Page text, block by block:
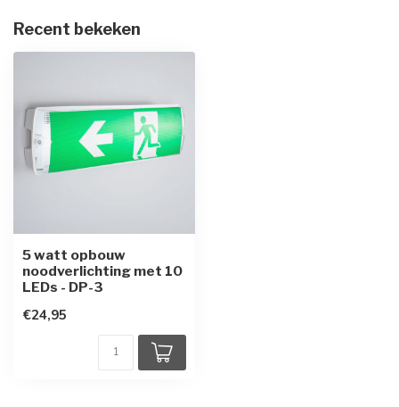
Recent bekeken
5 watt opbouw
noodverlichting met 10
LEDs - DP-3
€24,95